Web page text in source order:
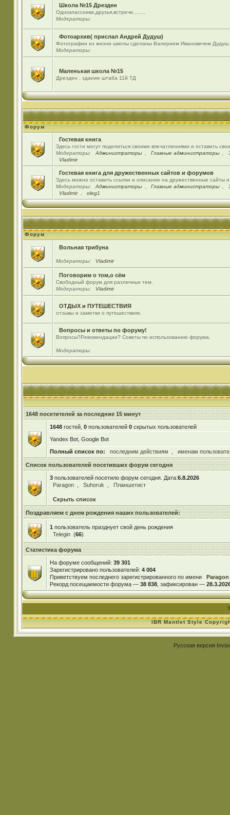
Школа №15 Дрезден
Одноклассники,друзья,встречи........
Модераторы:
Фотоархив( прислал Андрей Дудуш)
Фотографии из жизни школы сделаны Валерием Ивановичем Дудуш.
Модераторы:
Маленькая школа №15
Дрезден , здание штаба 11й ТД
Форум
Гостевая книга
Здесь гости могут поделиться своими впечатлениями и оставить
Модераторы:
Администраторы Главные администраторы
Vladimir
Гостевая книга для дружественных сайтов и форумов
Здесь можно оставить ссылки и описание на дружественные сайты
Модераторы:
Администраторы Главные администраторы
Vladimir
oleg1
Форум
Вольная трибуна
Модераторы: Vladimir
Поговорим о том,о сём
Свободный форум для различных тем.
Модераторы:
Vladimir
ОТДЫХ и ПУТЕШЕСТВИЯ
отзывы и заметки о путешествиях.
Вопросы и ответы по форуму!
Вопросы?Рекомендации? Советы по использованию форума.
Модераторы:
1648 посетителей за последние 15 минут
1648гостей, 0пользователей 0скрытых пользователей
Yandex Bot, Google Bot
Полный список по:
последним действиям именам
Список пользователей посетивших форум сегодня
3пользователей посетило форум сегодня. Дата:6.8.2026
Paragon
Suhoruk Планшетист
Скрыть список
Поздравляем с днем рождения наших пользователей:
1 пользователь празднует свой день рождения
Telegin (66)
Статистика форума
На форуме сообщений: 39 301
Зарегистрировано пользователей: 4 004
Приветствуем последнего зарегистрированного по имени
Paragon
Рекорд посещаемости форума — 38 838, зафиксирован —
IBR Mantlet Style
Русская версия